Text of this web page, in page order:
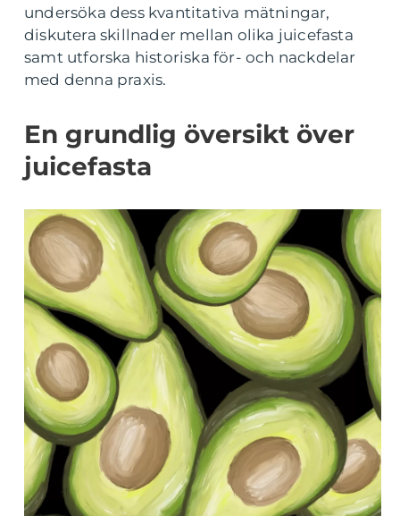
undersöka dess kvantitativa mätningar,
diskutera skillnader mellan olika juicefasta
samt utforska historiska för- och nackdelar
med denna praxis.
En grundlig översikt över
juicefasta